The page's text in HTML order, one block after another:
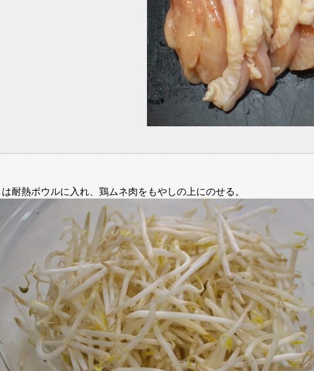
は耐熱ボウルに入れ、鶏ムネ肉をもやしの上にのせる。